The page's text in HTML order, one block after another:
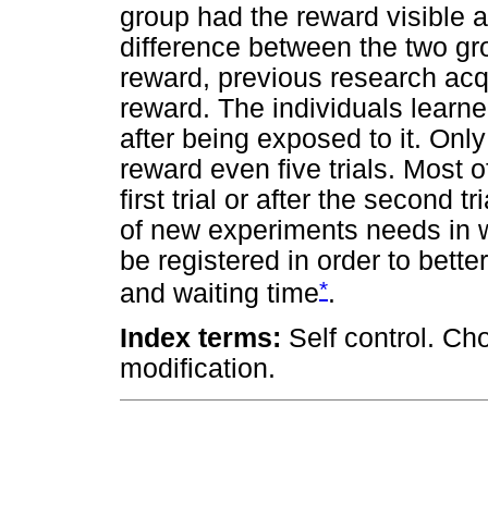
group had the reward visible
difference between the two
reward, previous research
reward. The individuals
after being exposed to it.
reward even five trials. Most
first trial or after the second
of new experiments needs in
be registered in order to
and waiting time*.
Index terms: Self control.
modification.